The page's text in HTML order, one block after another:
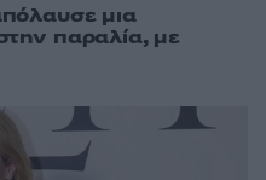
μια
παραλία, με